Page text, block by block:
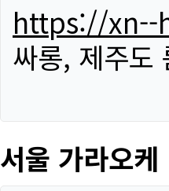
https://xn--
싸롱, 제주도
서울 가라오케